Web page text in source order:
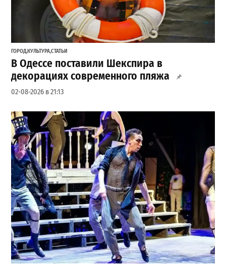
ГОРОД,КУЛЬТУРА,СТАТЬИ
В Одессе поставили Шекспира в
декорациях современного пляжа
02-08-2026 в 21:13